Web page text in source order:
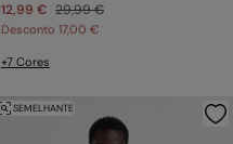
12,99 € 29,99 €
Desconto 17,00 €
+7 Cores
SEMELHANTE